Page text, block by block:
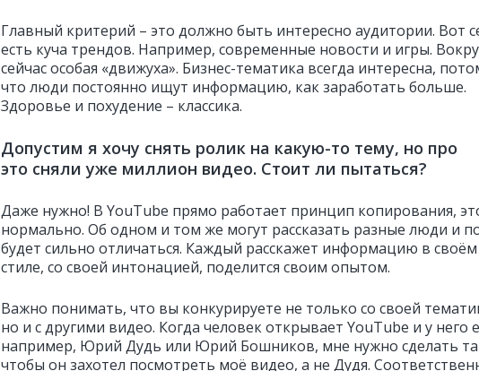
Главный критерий – это должно быть интересно аудитории. Вот
есть куча трендов. Например, современные новости и игры.
сейчас особая «движуха». Бизнес-тематика всегда интересна,
что люди постоянно ищут информацию, как заработать больше.
Здоровье и похудение – классика.
Допустим я хочу снять ролик на какую-то тему, но про
это сняли уже миллион видео. Стоит ли пытаться?
Даже нужно! В YouTube прямо работает принцип копирования,
нормально. Об одном и том же могут рассказать разные люди и
будет сильно отличаться. Каждый расскажет информацию в своём
стиле, со своей интонацией, поделится своим опытом.
Важно понимать, что вы конкурируете не только со своей
но и с другими видео. Когда человек открывает YouTube и у него
например, Юрий Дудь или Юрий Бошников, мне нужно сделать
чтобы он захотел посмотреть моё видео, а не Дудя.